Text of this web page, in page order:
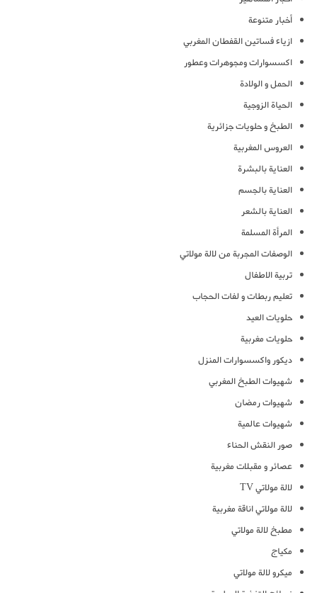
أخبار متنوعة
ازياء فساتين القفطان المغربي
اكسسوارات ومجوهرات وعطور
الحمل و الولادة
الحياة الزوجية
الطبخ و حلويات جزائرية
العروس المغربية
العناية بالبشرة
العناية بالجسم
العناية بالشعر
المرأة المسلمة
الوصفات المجربة من لالة مولاتي
تربية الاطفال
تعليم ربطات و لفات الحجاب
حلويات العيد
حلويات مغربية
ديكور واكسسوارات المنزل
شهيوات الطبخ المغربي
شهيوات رمضان
شهيوات عالمية
صور النقش الحناء
عصائر و مقبلات مغربية
لالة مولاتي TV
لالة مولاتي اناقة مغربية
مطبخ لالة مولاتي
مكياج
ميكرو لالة مولاتي